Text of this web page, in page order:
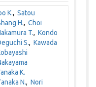
K.,Satou
H.,Choi
T.,Kondo
S.,Kawada
K.
N.,Nori